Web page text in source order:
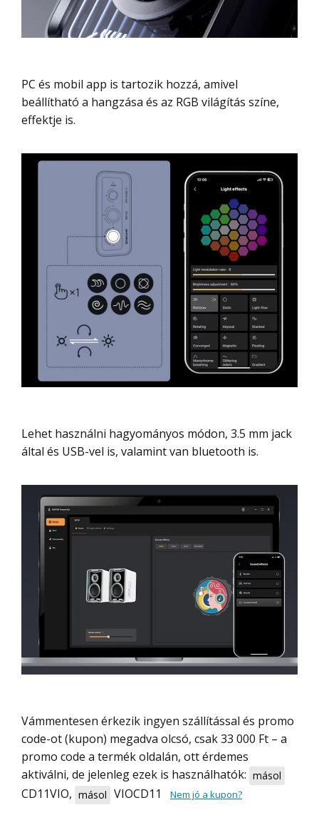
PC és mobil app is tartozik hozzá, amivel
beállítható a hangzása és az RGB világítás színe,
effektje is.
Lehet használni hagyományos módon, 3.5 mm jack
által és USB-vel is, valamint van bluetooth is.
Vámmentesen érkezik ingyen szállítással és promo
code-ot (kupon) megadva olcsó, csak 33 000 Ft – a
promo code a termék oldalán, ott érdemes
aktiválni, de jelenleg ezek is használhatók: másol
CD11VIO, másol VIOCD11 Nem jó a kupon?